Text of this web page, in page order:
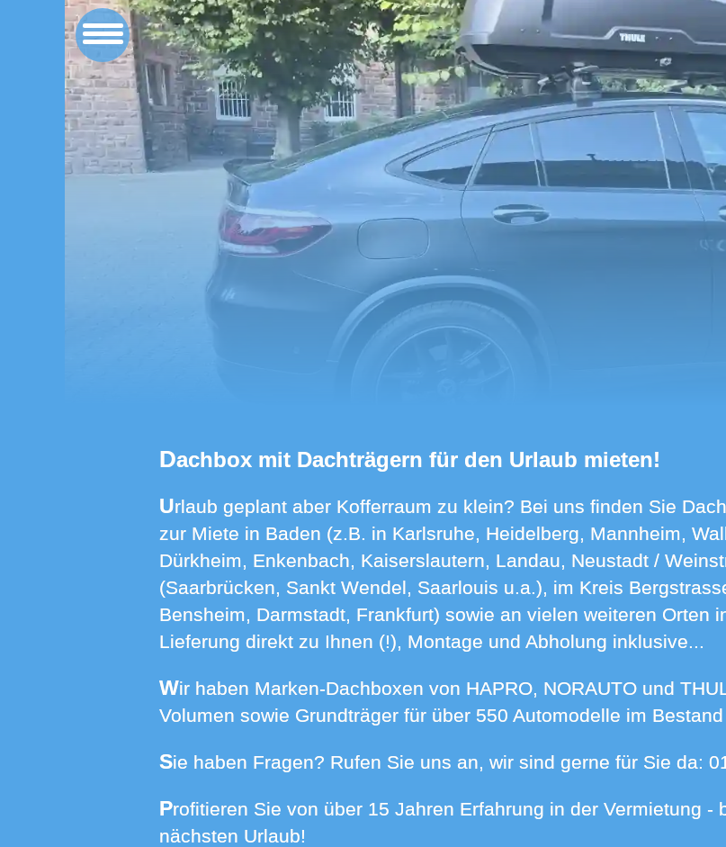
Dachbox mit Dachträgern für den Urlaub mieten!
Urlaub geplant aber Kofferraum zu klein? Bei uns finden Sie Dachboxen mit Dachträgern für Ihr Auto
zur Miete in Baden (z.B. in Karlsruhe, Heidelberg, Mannheim,
Dürkheim, Enkenbach, Kaiserslautern, Landau, Neustadt /
(Saarbrücken, Sankt Wendel, Saarlouis u.a.), im Kreis
Bensheim, Darmstadt, Frankfurt) sowie an vielen weiteren Orten
Lieferung direkt zu Ihnen (!), Montage und Abholung inklusive...
Wir haben Marken-Dachboxen von HAPRO, NORAUTO und THULE in Größen von 370 bis 640 Liter
Volumen sowie Grundträger für über 550 Automodelle im
Sie haben Fragen? Rufen Sie uns an, wir sind gerne für Sie da:
Profitieren Sie von über 15 Jahren Erfahrung in der Vermietung - buchen Sie jetzt eine Box für den
nächsten Urlaub!